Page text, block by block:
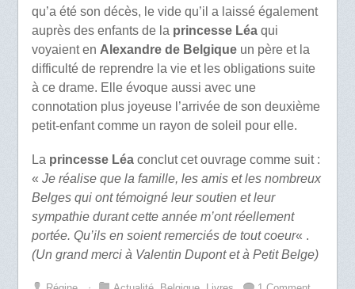
qu’a été son décès, le vide qu’il a laissé également
auprès des enfants de la princesse Léaqui
voyaient en Alexandre de Belgiqueun père et la
difficulté de reprendre la vie et les obligations suite
à ce drame. Elle évoque aussi avec une
connotation plus joyeuse l’arrivée de son deuxième
petit-enfant comme un rayon de soleil pour elle.
La princesse Léaconclut cet ouvrage comme suit :
« Je réalise que la famille, les amis et les nombreux
Belges qui ont témoigné leur soutien et leur
sympathie durant cette année m’ont réellement
portée. Qu’ils en soient remerciés de tout coeur« .
(Un grand merci à Valentin Dupont et à Petit Belge)